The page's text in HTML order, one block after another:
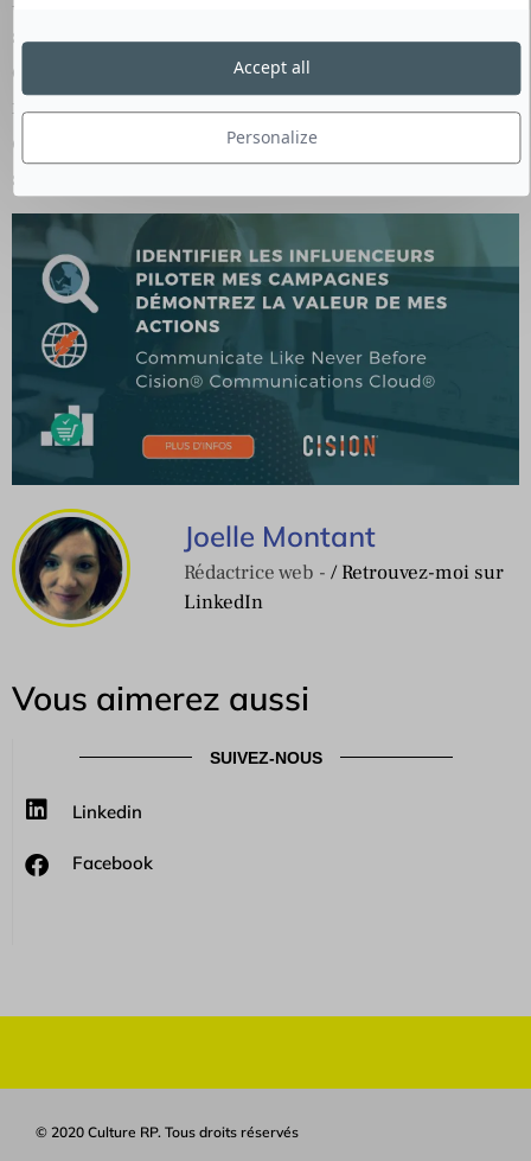
sensibilisez et éduquez aux grandes causes en
organisant une expo, une projection. Il y a des
multiples façons de participer chacun dans son
expertise, le plus important c’est d’y trouver un
sens sincère et authentique.
Joelle Montant
Rédactrice web - / Retrouvez-moi sur
LinkedIn
Vous aimerez aussi
SUIVEZ-NOUS
Linkedin
Facebook
© 2020 Culture RP. Tous droits réservés
Personalize
Accept all